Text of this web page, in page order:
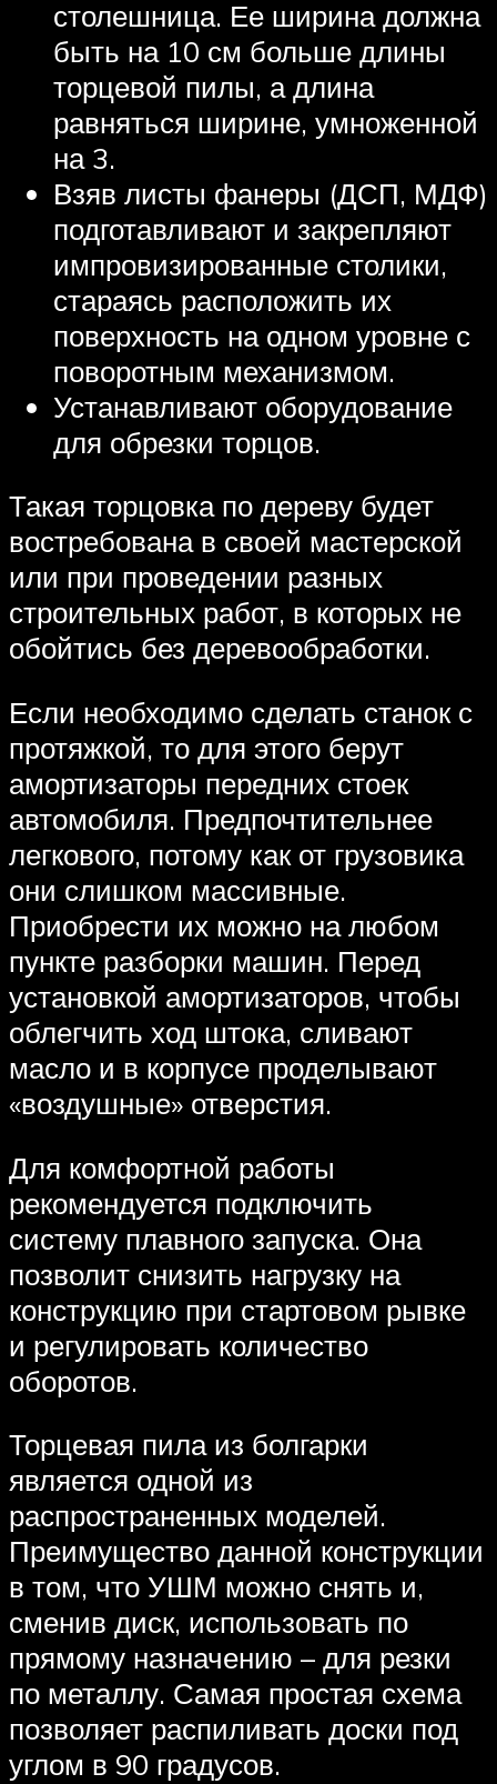
столешница. Ее ширина должна
быть на 10 см больше длины
торцевой пилы, а длина
равняться ширине, умноженной
на 3.
Взяв листы фанеры (ДСП, МДФ)
подготавливают и закрепляют
импровизированные столики,
стараясь расположить их
поверхность на одном уровне с
поворотным механизмом.
Устанавливают оборудование
для обрезки торцов.
Такая торцовка по дереву будет
востребована в своей мастерской
или при проведении разных
строительных работ, в которых не
обойтись без деревообработки.
Если необходимо сделать станок с
протяжкой, то для этого берут
амортизаторы передних стоек
автомобиля. Предпочтительнее
легкового, потому как от грузовика
они слишком массивные.
Приобрести их можно на любом
пункте разборки машин. Перед
установкой амортизаторов, чтобы
облегчить ход штока, сливают
масло и в корпусе проделывают
«воздушные» отверстия.
Для комфортной работы
рекомендуется подключить
систему плавного запуска. Она
позволит снизить нагрузку на
конструкцию при стартовом рывке
и регулировать количество
оборотов.
Торцевая пила из болгарки
является одной из
распространенных моделей.
Преимущество данной конструкции
в том, что УШМ можно снять и,
сменив диск, использовать по
прямому назначению – для резки
по металлу. Самая простая схема
позволяет распиливать доски под
углом в 90 градусов.